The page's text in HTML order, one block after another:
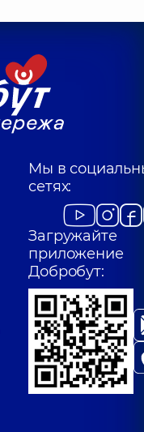
Мы в
сетях:
Загружайте
приложение
Добробут: